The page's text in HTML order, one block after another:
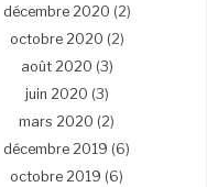
décembre 2020 (2)
octobre 2020 (2)
août 2020 (3)
juin 2020 (3)
mars 2020 (2)
décembre 2019 (6)
octobre 2019 (6)